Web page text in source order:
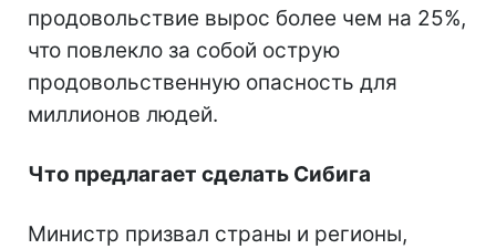
продовольствие вырос более чем на 25%,
что повлекло за собой острую
продовольственную опасность для
миллионов людей.
Что предлагает сделать Сибига
Министр призвал страны и регионы,